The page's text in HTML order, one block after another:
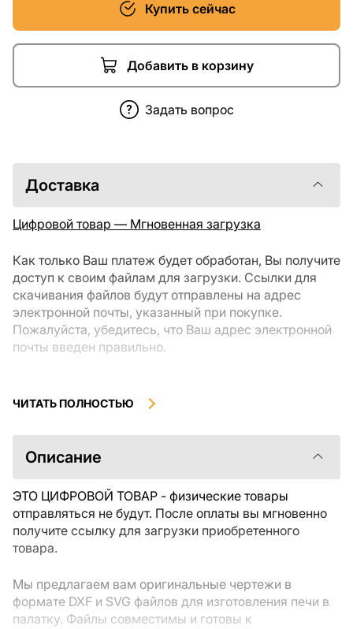
Купить сейчас
Добавить в корзину
Задать вопрос
Доставка
Цифровой товар — Мгновенная загрузка
Как только Ваш платеж будет обработан, Вы получите
доступ к своим файлам для загрузки. Ссылки для
скачивания файлов будут отправлены на адрес
электронной почты, указанный при покупке.
Пожалуйста, убедитесь, что Ваш адрес электронной
почты введен правильно.
загрузки, не подлежат возврату или обмену после их
ознакомиться с описанием товара и задать все
интересующие Вас вопросы перед покупкой. Если у
свяжитесь с продавцом напрямую.
ЧИТАТЬ ПОЛНОСТЬЮ
Описание
ЭТО ЦИФРОВОЙ ТОВАР - физические товары
отправляться не будут. После оплаты вы мгновенно
получите ссылку для загрузки приобретенного
товара.
Мы предлагаем вам оригинальные чертежи в
формате DXF и SVG файлов для изготовления печи в
палатку. Файлы совместимы и готовы к